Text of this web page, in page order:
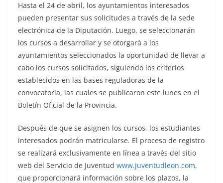
Hasta el 24 de abril, los ayuntamientos interesados
pueden presentar sus solicitudes a través de la sede
electrónica de la Diputación. Luego, se seleccionarán
los cursos a desarrollar y se otorgará a los
ayuntamientos seleccionados la oportunidad de llevar a
cabo los cursos solicitados, siguiendo los criterios
establecidos en las bases reguladoras de la
convocatoria, las cuales se publicaron este lunes en el
Boletín Oficial de la Provincia.
Después de que se asignen los cursos, los estudiantes
interesados podrán matricularse. El proceso de registro
se realizará exclusivamente en línea a través del sitio
web del Servicio de Juventud www.juventudleon.com,
que proporcionará información sobre los plazos, la